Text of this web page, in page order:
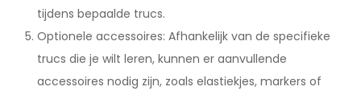
tijdens bepaalde trucs.
Optionele accessoires: Afhankelijk van de specifieke
trucs die je wilt leren, kunnen er aanvullende
accessoires nodig zijn, zoals elastiekjes, markers of